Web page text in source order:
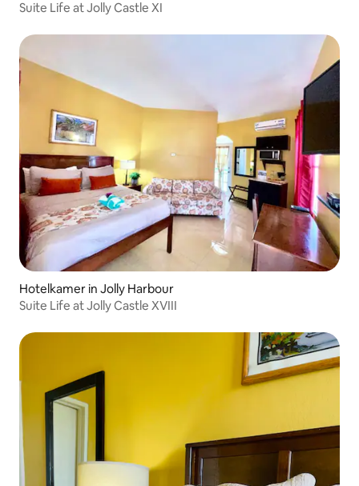
Suite Life at Jolly Castle XI
Hotelkamer in Jolly Harbour
Suite Life at Jolly Castle XVIII